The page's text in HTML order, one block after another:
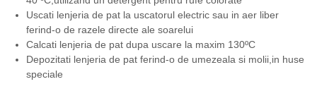
Uscati lenjeria de pat la uscatorul electric sau in aer liber
ferind-o de razele directe ale soarelui
Calcati lenjeria de pat dupa uscare la maxim 130ºC
Depozitati lenjeria de pat ferind-o de umezeala si molii,in huse
speciale